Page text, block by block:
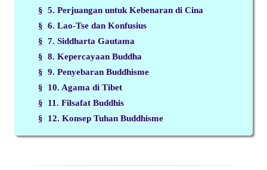
§ 5. Perjuangan untuk Kebenaran di Cina
§ 6. Lao-Tse dan Konfusius
§ 7. Siddharta Gautama
§ 8. Kepercayaan Buddha
§ 9. Penyebaran Buddhisme
§ 10. Agama di Tibet
§ 11. Filsafat Buddhis
§ 12. Konsep Tuhan Buddhisme